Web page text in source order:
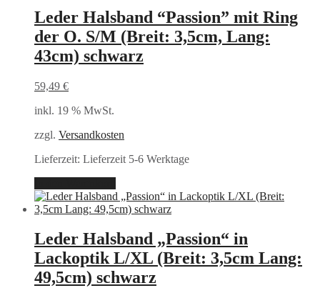
Leder Halsband “Passion” mit Ring
der O. S/M (Breit: 3,5cm, Lang:
43cm) schwarz
59,49 €
inkl. 19 % MwSt.
zzgl. Versandkosten
Lieferzeit: Lieferzeit 5-6 Werktage
Leder Halsband „Passion“ in
Lackoptik L/XL (Breit: 3,5cm Lang:
49,5cm) schwarz